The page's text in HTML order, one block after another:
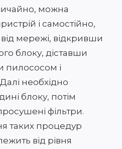
можна
і самостійно,
мережі, відкривши
блоку, діставши
пилососом і
необхідно
блоку, потім
фільтри.
таких процедур
від рівня